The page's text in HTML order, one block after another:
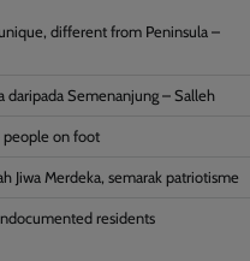
different from Peninsula –
daripada Semenanjung – Salleh
people on foot
Jiwa Merdeka, semarak patriotisme
residents